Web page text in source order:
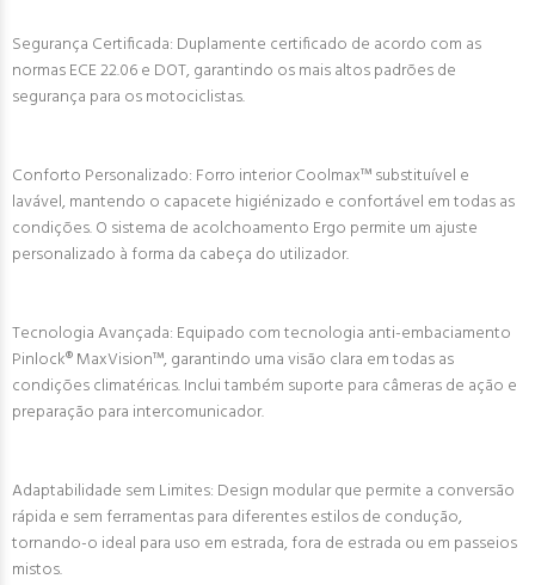
Segurança Certificada: Duplamente certificado de acordo com as
normas ECE 22.06 e DOT, garantindo os mais altos padrões de
segurança para os motociclistas.
Conforto Personalizado: Forro interior Coolmax™ substituível e
lavável, mantendo o capacete higiénizado e confortável em todas as
condições. O sistema de acolchoamento Ergo permite um ajuste
personalizado à forma da cabeça do utilizador.
Tecnologia Avançada: Equipado com tecnologia anti-embaciamento
Pinlock® MaxVision™, garantindo uma visão clara em todas as
condições climatéricas. Inclui também suporte para câmeras de ação e
preparação para intercomunicador.
Adaptabilidade sem Limites: Design modular que permite a conversão
rápida e sem ferramentas para diferentes estilos de condução,
tornando-o ideal para uso em estrada, fora de estrada ou em passeios
mistos.